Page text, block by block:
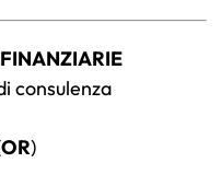
consulenza
OR)